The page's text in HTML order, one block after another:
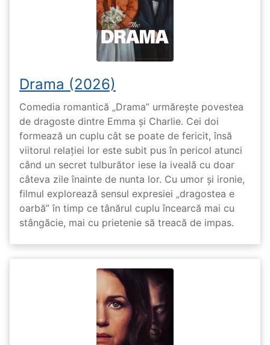
Drama (2026)
Comedia romantică „Drama” urmărește povestea
de dragoste dintre Emma și Charlie. Cei doi
formează un cuplu cât se poate de fericit, însă
viitorul relației lor este subit pus în pericol atunci
când un secret tulburător iese la iveală cu doar
câteva zile înainte de nunta lor. Cu umor și ironie,
filmul explorează sensul expresiei „dragostea e
oarbă” în timp ce tânărul cuplu încearcă mai cu
stângăcie, mai cu prietenie să treacă de impas.